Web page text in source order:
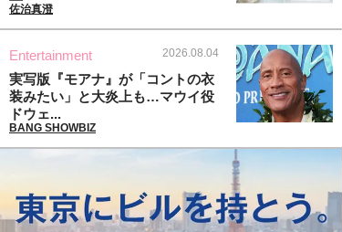
佐治真澄
Entertainment 2026.08.04
実写版『モアナ』が「コントの衣
装みたい」と大炎上も…マウイ役
ドウェ...
BANG SHOWBIZ